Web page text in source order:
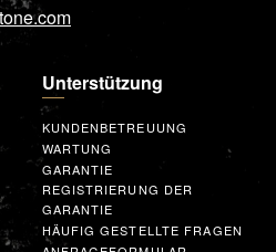
Unterstützung
KUNDENBETREUUNG
WARTUNG
GARANTIE
REGISTRIERUNG DER
GARANTIE
HÄUFIG GESTELLTE FRAGEN